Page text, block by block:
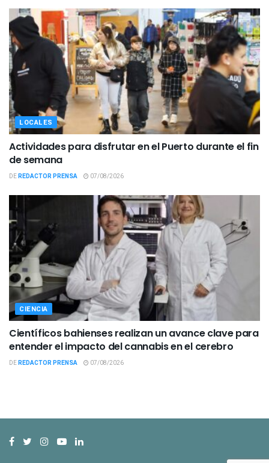
LOCALES
Actividades para disfrutar en el Puerto durante el fin
de semana
DEREDACTOR PRENSA 07/08/2026
CIENCIA
Científicos bahienses realizan un avance clave para
entender el impacto del cannabis en el cerebro
DEREDACTOR PRENSA 07/08/2026